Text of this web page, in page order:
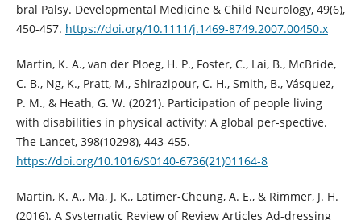
bral Palsy. Developmental Medicine & Child Neurology, 49(6),
450-457. https://doi.org/10.1111/j.1469-8749.2007.00450.x
Martin, K. A., van der Ploeg, H. P., Foster, C., Lai, B., McBride,
C. B., Ng, K., Pratt, M., Shirazipour, C. H., Smith, B., Vásquez,
P. M., & Heath, G. W. (2021). Participation of people living
with disabilities in physical activity: A global per-spective.
The Lancet, 398(10298), 443-455.
https://doi.org/10.1016/S0140-6736(21)01164-8
Martin, K. A., Ma, J. K., Latimer-Cheung, A. E., & Rimmer, J. H.
(2016). A Systematic Review of Review Articles Ad-dressing